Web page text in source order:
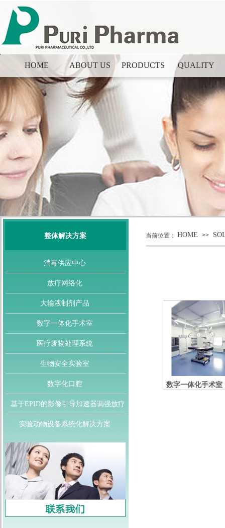
HOME ABOUT US PRODUCTS QUALITY
消毒供应中心
放疗网络化
大输液制剂产品
数字一体化手术室
医疗废物处理系统
生物安全实验室
数字化口腔
基于EPID的影像引导加速器调强放疗
实验动物设备系统化解决方案
HOME >>
整体解决方案 当前位置：
数字一体化手术室